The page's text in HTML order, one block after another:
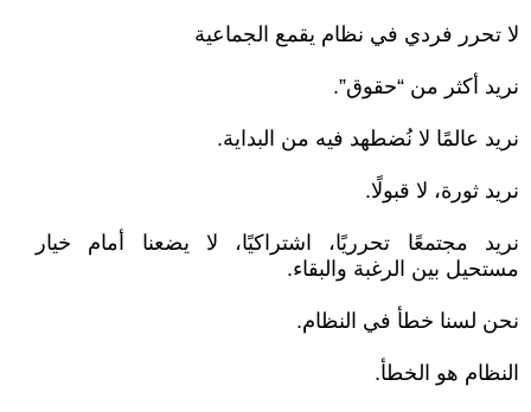
لا تحرر فردي في نظام يقمع الجماعية
نريد أكثر من “حقوق”.
نريد عالمًا لا نُضطهد فيه من البداية.
نريد ثورة، لا قبولًا.
نريد مجتمعًا تحرريًا، اشتراكيًا، لا يضعنا أمام خيار
مستحيل بين الرغبة والبقاء.
نحن لسنا خطأ في النظام.
النظام هو الخطأ.